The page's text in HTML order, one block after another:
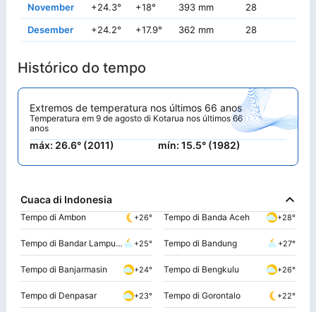
November
+24.3° +18° 393 mm 28
Desember
+24.2° +17.9° 362 mm 28
Histórico do tempo
Extremos de temperatura nos últimos 66 anos
Temperatura em 9 de agosto di Kotarua nos últimos 66
anos
máx: 26.6° (2011) mín: 15.5° (1982)
Cuaca di Indonesia
Tempo di Ambon +26° Tempo di Banda Aceh +28°
Tempo di Bandar Lampung +25° Tempo di Bandung +27°
Tempo di Banjarmasin +24° Tempo di Bengkulu +26°
Tempo di Denpasar +23° Tempo di Gorontalo +22°